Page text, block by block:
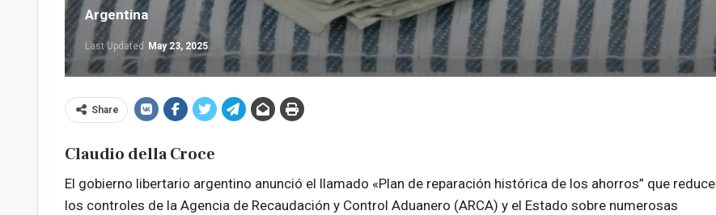
Argentina
Last Updated May 23, 2025
Share
Claudio della Croce
El gobierno libertario argentino anunció el llamado «Plan de reparación histórica de los ahorros” que reduce
los controles de la Agencia de Recaudación y Control Aduanero (ARCA) y el Estado sobre numerosas